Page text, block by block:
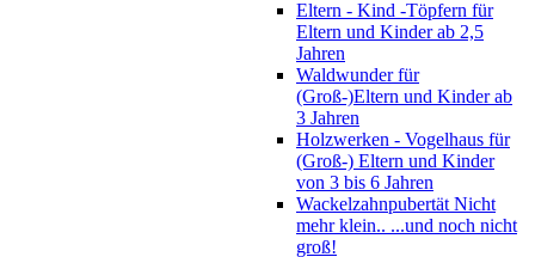
Eltern - Kind -Töpfern für
Eltern und Kinder ab 2,5
Jahren
Waldwunder für
(Groß-)Eltern und Kinder ab
3 Jahren
Holzwerken - Vogelhaus für
(Groß-) Eltern und Kinder
von 3 bis 6 Jahren
Wackelzahnpubertät Nicht
mehr klein.. ...und noch nicht
groß!